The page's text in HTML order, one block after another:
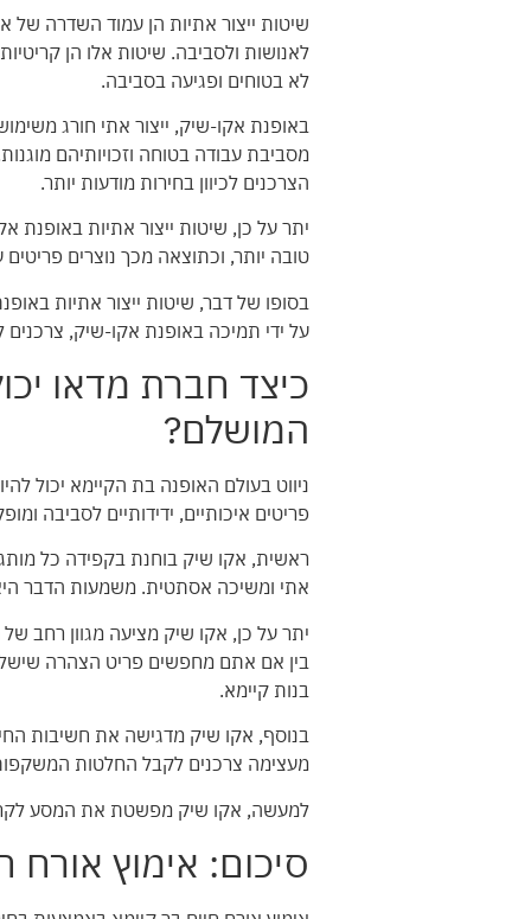
שיטות ייצור אתיות הן עמוד השדרה של
לאנושות ולסביבה. שיטות אלו הן
לא בטוחים ופגיעה בסביבה.
באופנת אקו-שיק, ייצור אתי חורג
מסביבת עבודה בטוחה וזכויותיהם
הצרכנים לכיוון בחירות מודעות יותר.
יתר על כן, שיטות ייצור אתיות באופנת
טובה יותר, וכתוצאה מכך נוצרים
בסופו של דבר, שיטות ייצור אתיות
על ידי תמיכה באופנת אקו-שיק,
כיצד חברת מדאו
המושלם?
ניווט בעולם האופנה בת הקיימא יכול
פריטים איכותיים, ידידותיים לסביבה
ראשית, אקו שיק בוחנת בקפידה כל
אתי ומשיכה אסתטית. משמעות הדבר
יתר על כן, אקו שיק מציעה מגוון רחב
בין אם אתם מחפשים פריט הצהרה
בנות קיימא.
בנוסף, אקו שיק מדגישה את חשיבות
מעצימה צרכנים לקבל החלטות
למעשה, אקו שיק מפשטת את המסע
סיכום: אימוץ אורח